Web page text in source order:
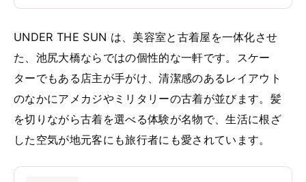
UNDER THE SUN は、美容室と古着屋を一体化させ
た、池尻大橋ならではの個性的な一軒です。スケー
ターでもある店主が手がけ、清潔感のあるレイアウト
のなかにアメカジやミリタリーの古着が並びます。髪
を切りながら古着を選べる体験が名物で、生活に根ざ
した空気が地元客にも旅行者にも愛されています。